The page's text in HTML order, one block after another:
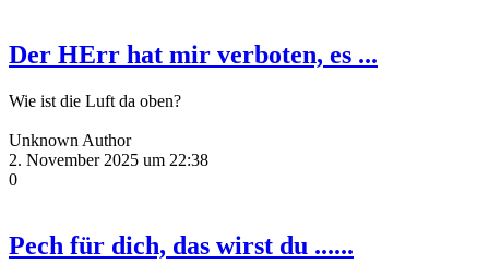
Der HErr hat mir verboten, es ...
Wie ist die Luft da oben?
Unknown Author
2. November 2025 um 22:38
0
Pech für dich, das wirst du ......